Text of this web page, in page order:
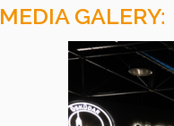
MEDIA GALERY: